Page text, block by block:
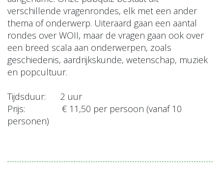
verschillende vragenrondes, elk met een ander
thema of onderwerp. Uiteraard gaan een aantal
rondes over WOII, maar de vragen gaan ook over
een breed scala aan onderwerpen, zoals
geschiedenis, aardrijkskunde, wetenschap, muziek
en popcultuur.
Tijdsduur: 2 uur
Prijs: € 11,50 per persoon (vanaf 10
personen)